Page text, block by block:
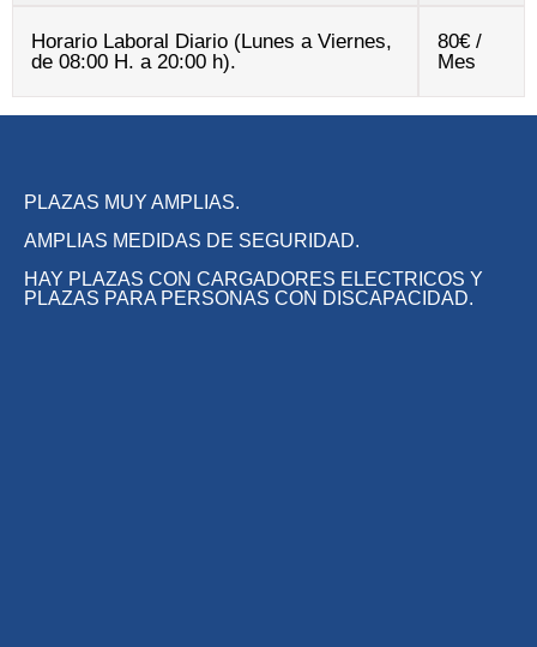
Horario Laboral Diario (Lunes a Viernes,
de 08:00 H. a 20:00 h).
80€ /
Mes
PLAZAS MUY AMPLIAS.
AMPLIAS MEDIDAS DE SEGURIDAD.
HAY PLAZAS CON CARGADORES ELECTRICOS Y
PLAZAS PARA PERSONAS CON DISCAPACIDAD.